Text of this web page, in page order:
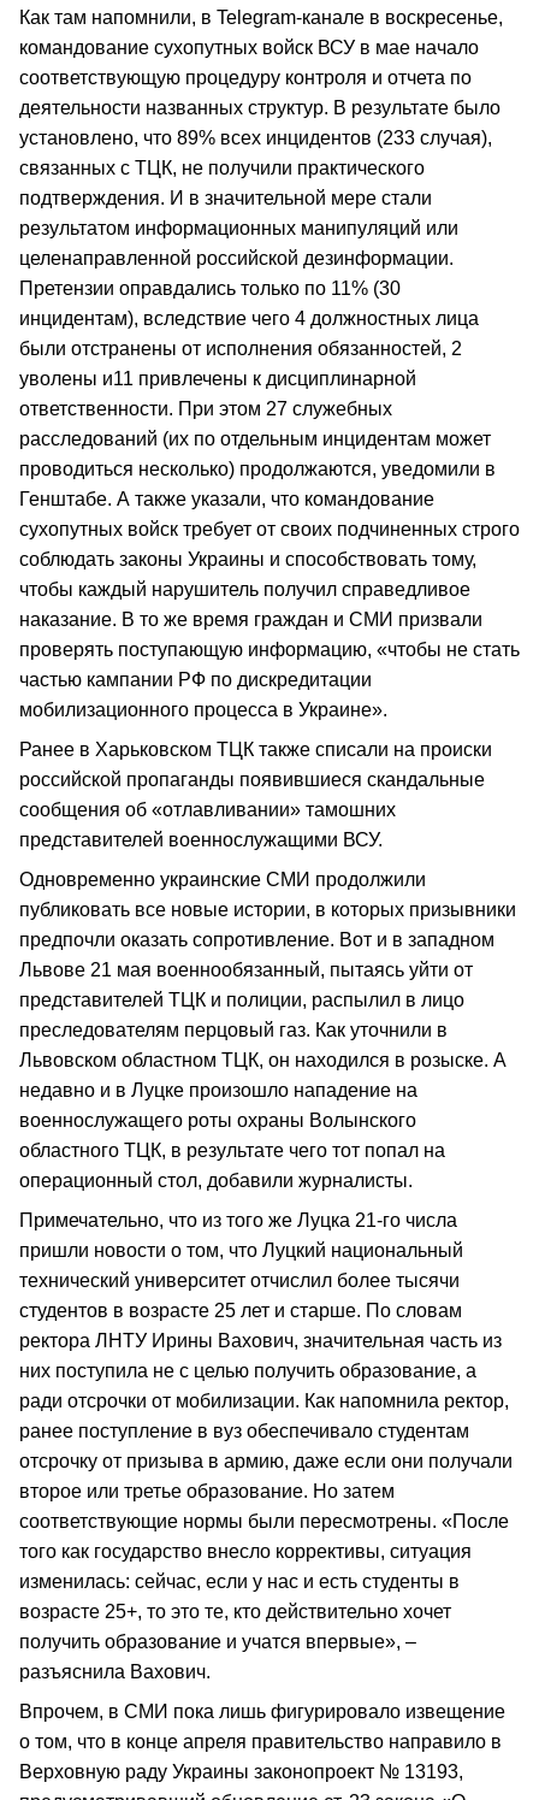
Как там напомнили, в Telegram-канале в воскресенье,
командование сухопутных войск ВСУ в мае начало
соответствующую процедуру контроля и отчета по
деятельности названных структур. В результате было
установлено, что 89% всех инцидентов (233 случая),
связанных с ТЦК, не получили практического
подтверждения. И в значительной мере стали
результатом информационных манипуляций или
целенаправленной российской дезинформации.
Претензии оправдались только по 11% (30
инцидентам), вследствие чего 4 должностных лица
были отстранены от исполнения обязанностей, 2
уволены и11 привлечены к дисциплинарной
ответственности. При этом 27 служебных
расследований (их по отдельным инцидентам может
проводиться несколько) продолжаются, уведомили в
Генштабе. А также указали, что командование
сухопутных войск требует от своих подчиненных строго
соблюдать законы Украины и способствовать тому,
чтобы каждый нарушитель получил справедливое
наказание. В то же время граждан и СМИ призвали
проверять поступающую информацию, «чтобы не стать
частью кампании РФ по дискредитации
мобилизационного процесса в Украине».
Ранее в Харьковском ТЦК также списали на происки
российской пропаганды появившиеся скандальные
сообщения об «отлавливании» тамошних
представителей военнослужащими ВСУ.
Одновременно украинские СМИ продолжили
публиковать все новые истории, в которых призывники
предпочли оказать сопротивление. Вот и в западном
Львове 21 мая военнообязанный, пытаясь уйти от
представителей ТЦК и полиции, распылил в лицо
преследователям перцовый газ. Как уточнили в
Львовском областном ТЦК, он находился в розыске. А
недавно и в Луцке произошло нападение на
военнослужащего роты охраны Волынского
областного ТЦК, в результате чего тот попал на
операционный стол, добавили журналисты.
Примечательно, что из того же Луцка 21-го числа
пришли новости о том, что Луцкий национальный
технический университет отчислил более тысячи
студентов в возрасте 25 лет и старше. По словам
ректора ЛНТУ Ирины Вахович, значительная часть из
них поступила не с целью получить образование, а
ради отсрочки от мобилизации. Как напомнила ректор,
ранее поступление в вуз обеспечивало студентам
отсрочку от призыва в армию, даже если они получали
второе или третье образование. Но затем
соответствующие нормы были пересмотрены. «После
того как государство внесло коррективы, ситуация
изменилась: сейчас, если у нас и есть студенты в
возрасте 25+, то это те, кто действительно хочет
получить образование и учатся впервые», –
разъяснила Вахович.
Впрочем, в СМИ пока лишь фигурировало извещение
о том, что в конце апреля правительство направило в
Верховную раду Украины законопроект № 13193,